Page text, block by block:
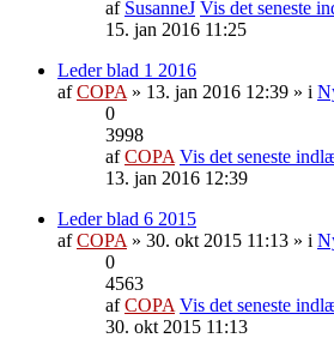
af SusanneJ Vis det seneste
15. jan 2016 11:25
Leder blad 1 2016
afCOPA » 13. jan 2016 12:39 » i
0
3998
afCOPA Vis det seneste
13. jan 2016 12:39
Leder blad 6 2015
afCOPA » 30. okt 2015 11:13 » i
0
4563
afCOPA Vis det seneste
30. okt 2015 11:13